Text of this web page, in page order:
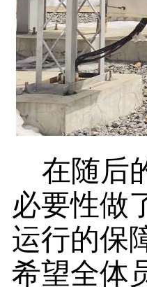
在随后
必要性做
运行的保
希望全体